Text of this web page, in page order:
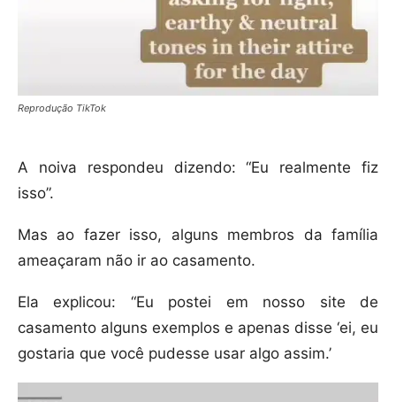
Reprodução TikTok
A noiva respondeu dizendo: “Eu realmente fiz
isso”.
Mas ao fazer isso, alguns membros da família
ameaçaram não ir ao casamento.
Ela explicou: “Eu postei em nosso site de
casamento alguns exemplos e apenas disse ‘ei, eu
gostaria que você pudesse usar algo assim.’